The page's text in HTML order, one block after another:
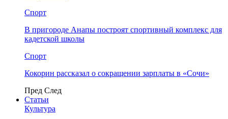
Спорт
В пригороде Анапы построят спортивный комплекс для
кадетской школы
Спорт
Кокорин рассказал о сокращении зарплаты в «Сочи»
Пред След
Статьи
Культура